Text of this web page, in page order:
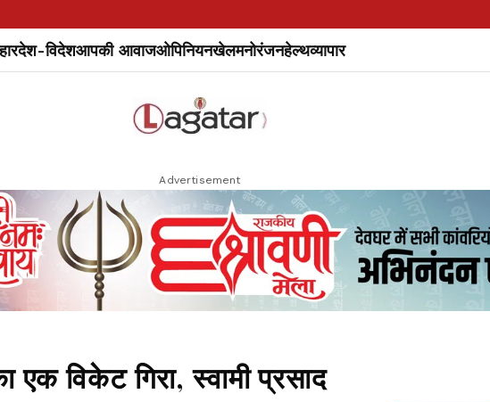
देश-विदेशआपकी आवाजओपिनियनखेलमनोरंजनहेल्थव्यापार
Advertisement
एक विकेट गिरा, स्वामी प्रसाद